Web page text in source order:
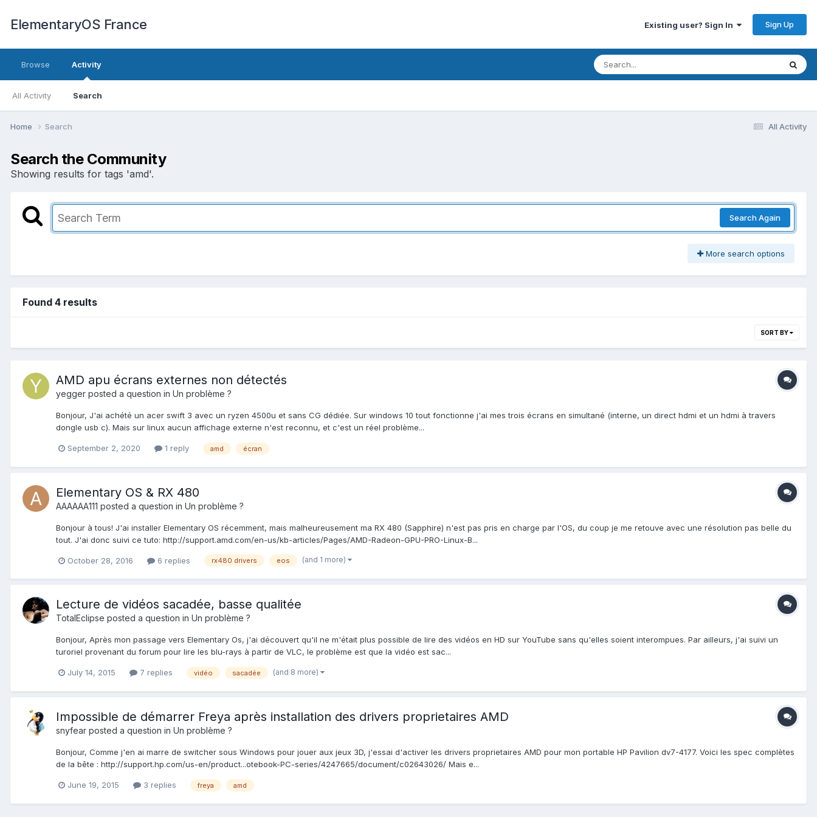
ElementaryOS France Existing user? Sign In Sign Up
Browse Activity
All Activity Search
All Activity
Home Search
Search the Community
Showing results for tags 'amd'.
Search Again
More search options
Found 4 results
SORT BY
AMD apu écrans externes non détectés
yegger posted a question in Un problème ?
Bonjour, J'ai achété un acer swift 3 avec un ryzen 4500u et sans CG dédiée. Sur windows 10 tout fonctionne j'ai mes trois écrans en simultané (interne, un direct hdmi et un hdmi à travers
dongle usb c). Mais sur linux aucun affichage externe n'est reconnu, et c'est un réel problème...
September 2, 2020 1 reply amd écran
Elementary OS & RX 480
AAAAAA111 posted a question in Un problème ?
Bonjour à tous! J'ai installer Elementary OS récemment, mais malheureusement ma RX 480 (Sapphire) n'est pas pris en charge par l'OS, du coup je me retouve avec une résolution pas belle du
tout. J'ai donc suivi ce tuto: http://support.amd.com/en-us/kb-articles/Pages/AMD-Radeon-GPU-PRO-Linux-B...
October 28, 2016 6 replies rx480 drivers eos (and 1 more)
Lecture de vidéos sacadée, basse qualitée
TotalEclipse posted a question in Un problème ?
Bonjour, Après mon passage vers Elementary Os, j'ai découvert qu'il ne m'était plus possible de lire des vidéos en HD sur YouTube sans qu'elles soient interompues. Par ailleurs, j'ai suivi un
turoriel provenant du forum pour lire les blu-rays à partir de VLC, le problème est que la vidéo est sac...
July 14, 2015 7 replies vidéo sacadée (and 8 more)
Impossible de démarrer Freya après installation des drivers proprietaires AMD
snyfear posted a question in Un problème ?
Bonjour, Comme j'en ai marre de switcher sous Windows pour jouer aux jeux 3D, j'essai d'activer les drivers proprietaires AMD pour mon portable HP Pavilion dv7-4177. Voici les spec complètes
de la bête : http://support.hp.com/us-en/product...otebook-PC-series/4247665/document/c02643026/ Mais e...
June 19, 2015 3 replies freya amd